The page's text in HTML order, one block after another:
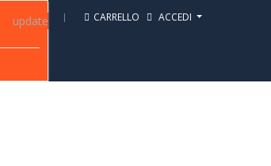
CARRELLO ACCEDI
update